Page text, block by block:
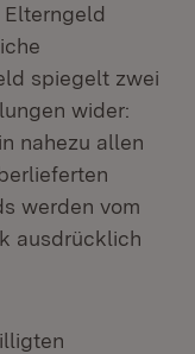
spiegelt zwei
wider:
nahezu allen
werden vom
ausdrücklich